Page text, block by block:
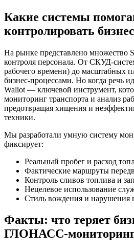
Какие системы
контролировать
На рынке представлено множество
контроля персонала. От СКУД-
рабочего времени) до масштабных
бизнес-процессами. Но когда речь
Waliot — ключевой инструмент,
мониторинг транспорта и анализ
предотвращая хищения и
техники.
Мы разработали умную систему
фиксирует:
Реальный пробег и расход
Фактические маршруты
Контроль сливов топлива и
Нецелевое использование
Стиль вождения и нарушения
Факты: что теряет
ГЛОНАСС-